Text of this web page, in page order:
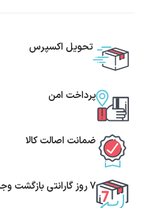
تحویل اکسپرس
پرداخت امن
ضمانت اصالت کالا
7 روز گارانتی بازگشت وجه